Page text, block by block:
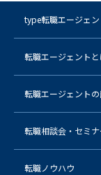
type転職エージェン
転職エージェント
転職エージェント
転職相談会・セミナ
転職ノウハウ